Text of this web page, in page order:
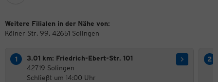
Weitere Filialen in der Nähe von:
Kölner Str. 99, 42651 Solingen
3.01 km: Friedrich-Ebert-Str. 101
42719 Solingen
Schließt um 14:00 Uhr